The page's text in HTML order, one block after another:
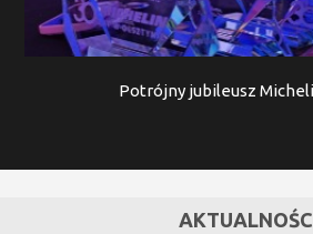
Potrójny jubileusz